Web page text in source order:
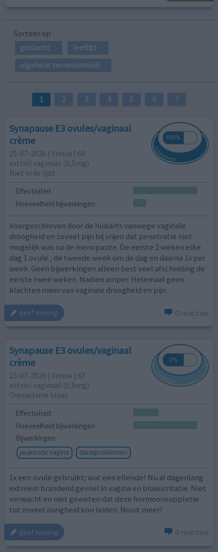
Sorteer op
geslacht
leeftijd
algehele tevredenheid
1 2 3 4 5 6 7
Synapause E3 ovules/vaginaal
crème
25-07-2026 | Vrouw | 60
estriol vaginaal (0,5mg)
Niet in de lijst
Effectiviteit
Hoeveelheid bijwerkingen
Voorgeschreven door de huisarts vanwege vaginale
droogheid en zoveel pijn bij vrijen dat penetratie niet
mogelijk was na de menopauze. De eerste 2 weken elke
dag 1 ovule , de tweede week om de dag en daarna 1x per
week. Geen bijwerkingen alleen best veel afscheiding de
eerste twee weken. Nadien amper. Helemaal geen
klachten meer van vaginale droogheid en pijn.
geef mening 0 reacties
Synapause E3 ovules/vaginaal
crème
15-07-2026 | Vrouw | 67
estriol vaginaal (0,5mg)
Overactieve blaas
Effectiviteit
Hoeveelheid bijwerkingen
Bijwerkingen
jeukende vagina
darmproblemen
1x een ovule gebruikt; wat een ellende! Nu al dagenlang
extreem brandend gevoel in vagina en blaasirritatie. Niet
verwacht en niet geweten dat deze hormoonsuppletie
tot zoveel narigheid kon leiden. Nooit meer!
geef mening 0 reacties